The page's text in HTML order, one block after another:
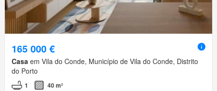
165 000 €
Casa em Vila do Conde, Município de Vila do Conde, Distrito
do Porto
1 40 m²